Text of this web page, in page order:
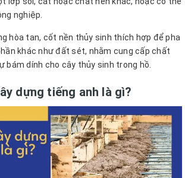
nghiệp.
hòa tan, cốt nền thủy sinh thích hợp để pha
khác như đất sét, nhằm cung cấp chất
bám dính cho cây thủy sinh trong hồ.
dựng tiếng anh là gì?